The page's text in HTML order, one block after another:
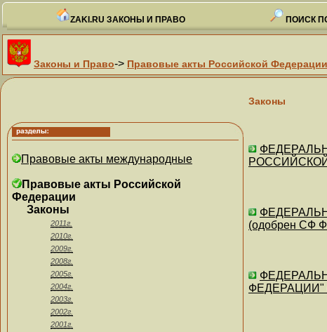
ZAKI.RU ЗАКОНЫ И ПРАВО ПОИСК
Законы и Право-> Правовые акты Российской Федерации
Правовые акты международные
Правовые акты Российской
Федерации
Законы
2011г.
2010г.
2009г.
2008г.
2005г.
2004г.
2003г.
2002г.
2001г.
Законы
РОССИЙСКОЙ
(одобрен СФ
ФЕДЕРАЦИИ"